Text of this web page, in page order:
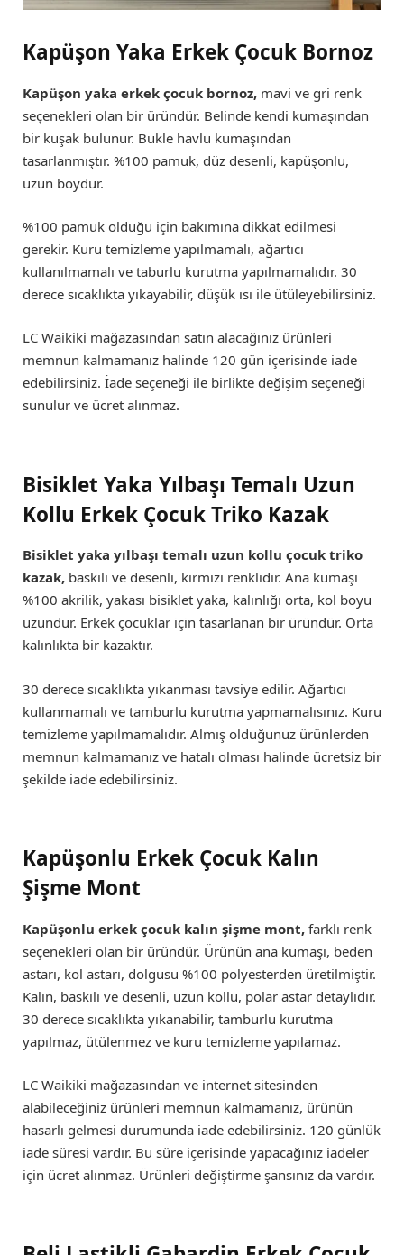
Kapüşon Yaka Erkek Çocuk Bornoz
Kapüşon yaka erkek çocuk bornoz, mavi ve gri renk
seçenekleri olan bir üründür. Belinde kendi kumaşından
bir kuşak bulunur. Bukle havlu kumaşından
tasarlanmıştır. %100 pamuk, düz desenli, kapüşonlu,
uzun boydur.
%100 pamuk olduğu için bakımına dikkat edilmesi
gerekir. Kuru temizleme yapılmamalı, ağartıcı
kullanılmamalı ve taburlu kurutma yapılmamalıdır. 30
derece sıcaklıkta yıkayabilir, düşük ısı ile ütüleyebilirsiniz.
LC Waikiki mağazasından satın alacağınız ürünleri
memnun kalmamanız halinde 120 gün içerisinde iade
edebilirsiniz. İade seçeneği ile birlikte değişim seçeneği
sunulur ve ücret alınmaz.
Bisiklet Yaka Yılbaşı Temalı Uzun
Kollu Erkek Çocuk Triko Kazak
Bisiklet yaka yılbaşı temalı uzun kollu çocuk triko
kazak, baskılı ve desenli, kırmızı renklidir. Ana kumaşı
%100 akrilik, yakası bisiklet yaka, kalınlığı orta, kol boyu
uzundur. Erkek çocuklar için tasarlanan bir üründür. Orta
kalınlıkta bir kazaktır.
30 derece sıcaklıkta yıkanması tavsiye edilir. Ağartıcı
kullanmamalı ve tamburlu kurutma yapmamalısınız. Kuru
temizleme yapılmamalıdır. Almış olduğunuz ürünlerden
memnun kalmamanız ve hatalı olması halinde ücretsiz bir
şekilde iade edebilirsiniz.
Kapüşonlu Erkek Çocuk Kalın
Şişme Mont
Kapüşonlu erkek çocuk kalın şişme mont, farklı renk
seçenekleri olan bir üründür. Ürünün ana kumaşı, beden
astarı, kol astarı, dolgusu %100 polyesterden üretilmiştir.
Kalın, baskılı ve desenli, uzun kollu, polar astar detaylıdır.
30 derece sıcaklıkta yıkanabilir, tamburlu kurutma
yapılmaz, ütülenmez ve kuru temizleme yapılamaz.
LC Waikiki mağazasından ve internet sitesinden
alabileceğiniz ürünleri memnun kalmamanız, ürünün
hasarlı gelmesi durumunda iade edebilirsiniz. 120 günlük
iade süresi vardır. Bu süre içerisinde yapacağınız iadeler
için ücret alınmaz. Ürünleri değiştirme şansınız da vardır.